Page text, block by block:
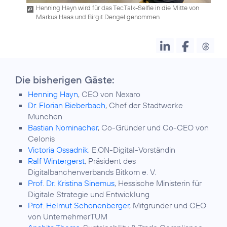
Henning Hayn wird für das TecTalk-Selfie in die Mitte von
Markus Haas und Birgit Dengel genommen
Die bisherigen Gäste:
Henning Hayn, CEO von Nexaro
Dr. Florian Bieberbach, Chef der Stadtwerke
München
Bastian Nominacher, Co-Gründer und Co-CEO von
Celonis
Victoria Ossadnik, E.ON-Digital-Vorständin
Ralf Wintergerst, Präsident des
Digitalbanchenverbands Bitkom e. V.
Prof. Dr. Kristina Sinemus, Hessische Ministerin für
Digitale Strategie und Entwicklung
Prof. Helmut Schönenberger, Mitgründer und CEO
von UnternehmerTUM